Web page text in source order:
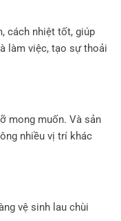
cách nhiệt tốt, giúp
làm việc, tạo sự thoải
mong muốn. Và sản
nhiều vị trí khác
vệ sinh lau chùi